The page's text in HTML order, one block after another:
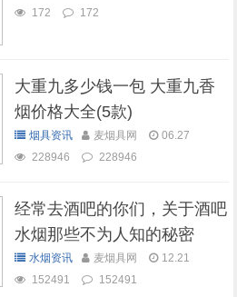
172
172
大重九多少钱一包 大重九香
烟价格大全(5款)
烟具资讯 麦烟具网
06.27
228946
228946
经常去酒吧的你们，关于酒吧
水烟那些不为人知的秘密
水烟资讯 麦烟具网
12.21
152491
152491